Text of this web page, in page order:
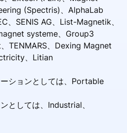
(Spectris)、AlphaLab
、SENIS AG、List-Magnetik、
systeme、Group3
TENMARS、Dexing Magnet
、Litian
ションとしては、Portable
としては、Industrial、